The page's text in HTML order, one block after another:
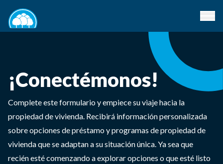
¡Conectémonos!
Complete este formulario y empiece su viaje hacia la
propiedad de vivienda. Recibirá información personalizada
sobre opciones de préstamo y programas de propiedad de
vivienda que se adaptan a su situación única. Ya sea que
recién esté comenzando a explorar opciones o que esté listo